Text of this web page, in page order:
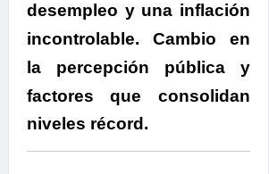
desempleo y una inflación
incontrolable. Cambio en
la percepción pública y
factores que
consolidan
niveles récord.